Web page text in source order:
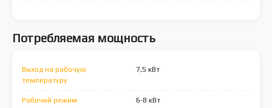
Потребляемая мощность
Выход на рабочую
температуру
7,5 кВт
Рабочий режим 6-8 кВт